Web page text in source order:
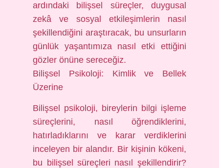
ardındaki bilişsel süreçler, duygusal
zekâ ve sosyal etkileşimlerin nasıl
şekillendiğini araştıracak, bu unsurların
günlük yaşantımıza nasıl etki ettiğini
gözler önüne sereceğiz.
Bilişsel Psikoloji: Kimlik ve Bellek
Üzerine
Bilişsel psikoloji, bireylerin bilgi işleme
süreçlerini, nasıl öğrendiklerini,
hatırladıklarını ve karar verdiklerini
inceleyen bir alandır. Bir kişinin kökeni,
bu bilişsel süreçleri nasıl şekillendirir?